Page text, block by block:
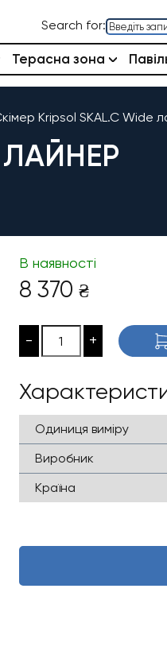
Search for:
Терасна зона
Kripsol SKAL.C Wide
ЛАЙНЕР
В наявності
8 370 ₴
- +
Одиниця виміру
Виробник
Країна